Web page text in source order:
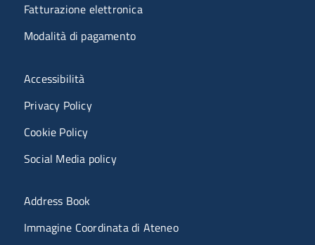
Fatturazione elettronica
Modalità di pagamento
Menù riferimenti
Accessibilità
Privacy Policy
Cookie Policy
Social Media policy
Menu portale
Address Book
Immagine Coordinata di Ateneo